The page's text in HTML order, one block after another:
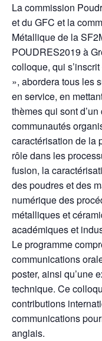
La commission
et du GFC et la
Métallique de la
POUDRES2019 à
colloque, qui
», abordera tous les
en service, en
thèmes qui sont
communautés
caractérisation de la
rôle dans les
fusion, la
des poudres et des
numérique des
métalliques et
académiques et
Le programme
communications
poster, ainsi qu’une
technique. Ce
contributions
communications
anglais.